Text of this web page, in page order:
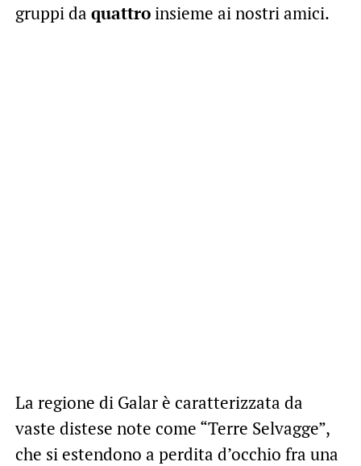
gruppi da quattroinsieme ai nostri amici.
La regione di Galar è caratterizzata da
vaste distese note come “Terre Selvagge”,
che si estendono a perdita d’occhio fra una